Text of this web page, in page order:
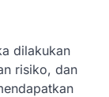
dilakukan
risiko, dan